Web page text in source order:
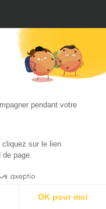
pendant votre
cliquez sur le lien
page.
OK pour moi